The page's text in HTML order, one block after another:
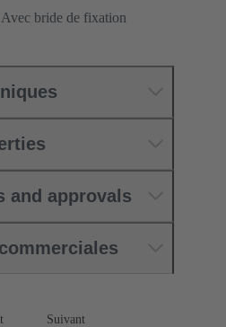
Avec bride de fixation
and approvals
Suivant